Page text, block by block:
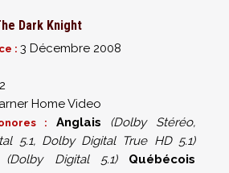
film (HD - 45'59" - VOST)
Noir" : analyse de la psychologie de
(HD - 42'41" - VOST)
Dark Knight
: 3 Décembre 2008
Home Video
: Anglais
(Dolby Stéréo,
5.1, Dolby Digital True HD 5.1)
(Dolby Digital 5.1)
Québécois